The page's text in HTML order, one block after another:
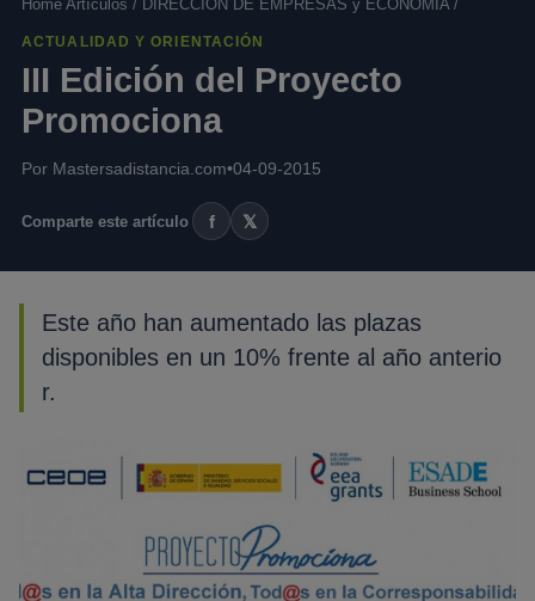
Home Artículos / DIRECCIÓN DE EMPRESAS y ECONOMÍA/
ACTUALIDAD Y ORIENTACIÓN
III Edición del Proyecto
Promociona
Por Mastersadistancia.com•04-09-2015
Comparte este artículo f 𝕏
Este año han aumentado las plazas
disponibles en un 10% frente al año anterio
r.